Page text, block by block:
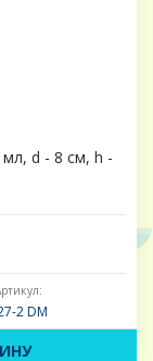
d - 8 см, h -
2 DM